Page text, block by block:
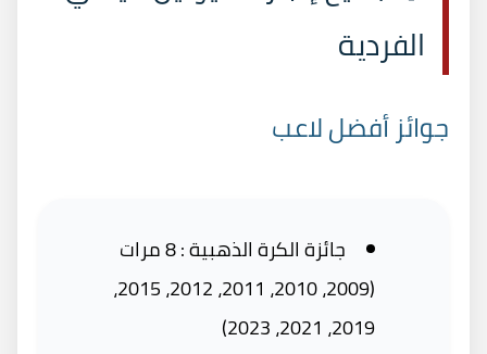
الفردية
جوائز أفضل لاعب
جائزة الكرة الذهبية : 8 مرات
(2009، 2010، 2011، 2012، 2015،
2019، 2021، 2023)